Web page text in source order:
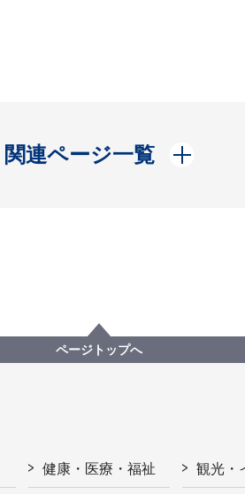
関連ページ一覧
開く
ページトップへ
健康・医療・福祉 観光・